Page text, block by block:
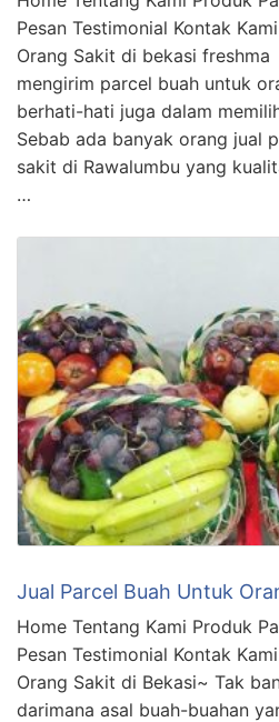
Pesan Testimonial Kontak
Orang Sakit di bekasi
mengirim parcel buah untuk
berhati-hati juga dalam
Sebab ada banyak orang jual
sakit di Rawalumbu yang
…
Jual Parcel Buah Untuk
Home Tentang Kami Produk
Pesan Testimonial Kontak
Orang Sakit di Bekasi~ Tak
darimana asal buah-buahan